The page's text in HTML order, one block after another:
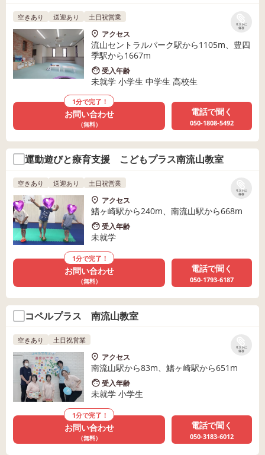
リストに
保存
空きあり 送迎あり 土日祝営業
アクセス
流山セントラルパーク駅から1105m、豊四
季駅から1667m
受入年齢
未就学 小学生 中学生 高校生
1分で完了！
お問い合わせ
（無料）
電話で聞く
050-1808-5492
運動遊びと療育支援 こどもプラス南流山教室
リストに
保存
空きあり 送迎あり 土日祝営業
アクセス
鰭ヶ崎駅から240m、南流山駅から668m
受入年齢
未就学
1分で完了！
お問い合わせ
（無料）
電話で聞く
050-1793-6187
コペルプラス 南流山教室
リストに
保存
空きあり 土日祝営業
アクセス
南流山駅から83m、鰭ヶ崎駅から651m
受入年齢
未就学 小学生
1分で完了！
お問い合わせ
（無料）
電話で聞く
050-3183-6012